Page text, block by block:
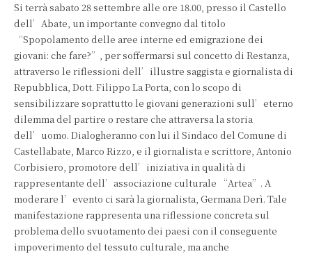
Si terrà sabato 28 settembre alle ore 18.00, presso il Castello
dell’Abate, un importante convegno dal titolo
“Spopolamento delle aree interne ed emigrazione dei
giovani: che fare?”, per soffermarsi sul concetto di Restanza,
attraverso le riflessioni dell’illustre saggista e giornalista di
Repubblica, Dott. Filippo La Porta, con lo scopo di
sensibilizzare soprattutto le giovani generazioni sull’eterno
dilemma del partire o restare che attraversa la storia
dell’uomo. Dialogheranno con lui il Sindaco del Comune di
Castellabate, Marco Rizzo, e il giornalista e scrittore, Antonio
Corbisiero, promotore dell’iniziativa in qualità di
rappresentante dell’associazione culturale “Artea”. A
moderare l’evento ci sarà la giornalista, Germana Derì. Tale
manifestazione rappresenta una riflessione concreta sul
problema dello svuotamento dei paesi con il conseguente
impoverimento del tessuto culturale, ma anche